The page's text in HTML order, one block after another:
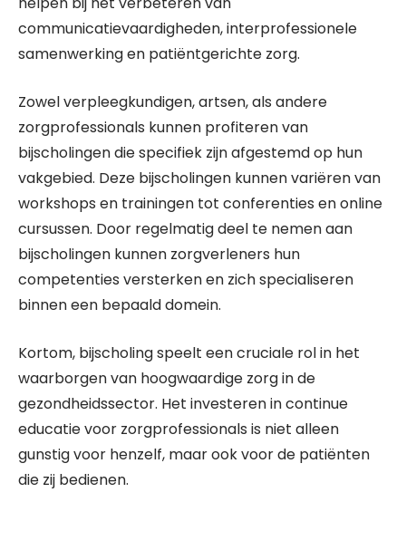
communicatievaardigheden, interprofessionele
samenwerking en patiëntgerichte zorg.
Zowel verpleegkundigen, artsen, als andere
zorgprofessionals kunnen profiteren van
bijscholingen die specifiek zijn afgestemd op hun
vakgebied. Deze bijscholingen kunnen variëren van
workshops en trainingen tot conferenties en online
cursussen. Door regelmatig deel te nemen aan
bijscholingen kunnen zorgverleners hun
competenties versterken en zich specialiseren
binnen een bepaald domein.
Kortom, bijscholing speelt een cruciale rol in het
waarborgen van hoogwaardige zorg in de
gezondheidssector. Het investeren in continue
educatie voor zorgprofessionals is niet alleen
gunstig voor henzelf, maar ook voor de patiënten
die zij bedienen.